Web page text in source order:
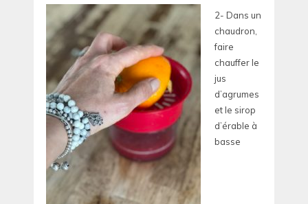
2- Dans un
chaudron,
faire
chauffer le
jus
d’agrumes
et le sirop
d’érable à
basse